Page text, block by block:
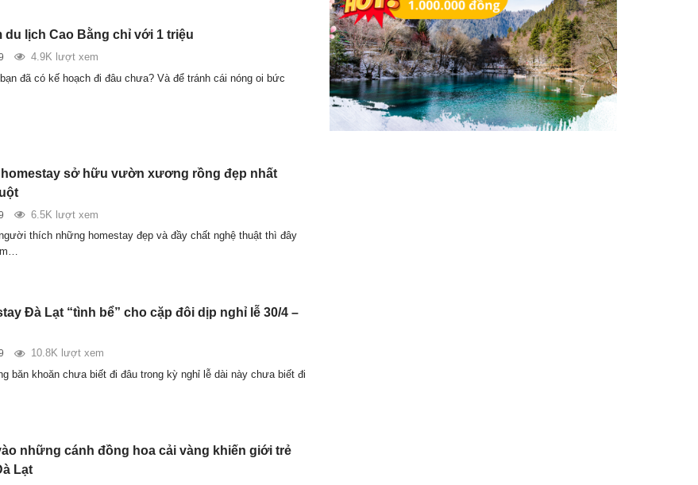
du lịch Cao Bằng chỉ với 1 triệu
4.9K lượt xem
đã có kế hoạch đi đâu chưa? Và để tránh cái nóng oi bức
homestay sở hữu vườn xương rồng đẹp nhất
6.5K lượt xem
thích những homestay đẹp và đầy chất nghệ thuật thì đây
Đà Lạt “tình bể” cho cặp đôi dịp nghỉ lễ 30/4 –
10.8K lượt xem
băn khoăn chưa biết đi đâu trong kỳ nghỉ lễ dài này chưa biết đi
những cánh đồng hoa cải vàng khiến giới trẻ
Lạt